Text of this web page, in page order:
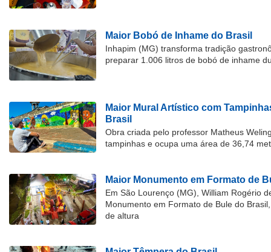
Maior Bobó de Inhame do Brasil
Inhapim (MG) transforma tradição
preparar 1.006 litros de bobó de inhame
Maior Mural Artístico com
Brasil
Obra criada pelo professor Matheus
tampinhas e ocupa uma área de 36,74
Maior Monumento em Formato de
Em São Lourenço (MG), William Rogério
Monumento em Formato de Bule do
de altura